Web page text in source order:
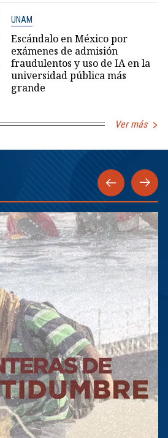
UNAM
Escándalo en México por
exámenes de admisión
fraudulentos y uso de IA en la
universidad pública más
grande
Ver más